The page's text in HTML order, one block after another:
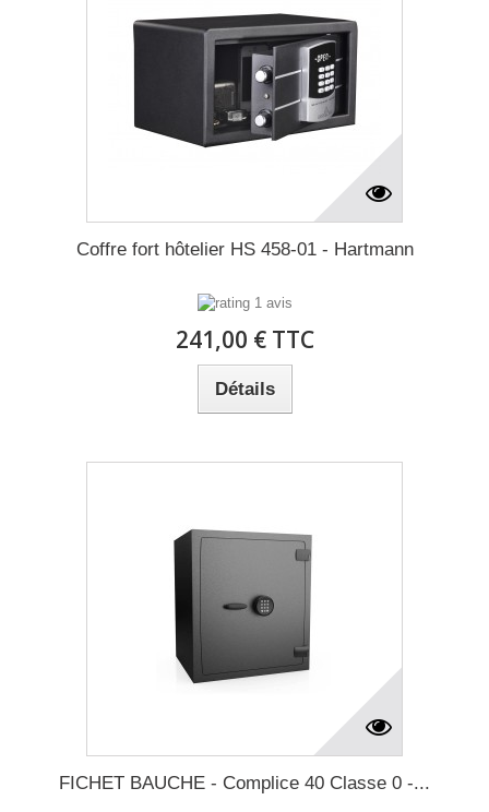
Coffre fort hôtelier HS 458-01 - Hartmann
1 avis
241,00 € TTC
Détails
FICHET BAUCHE - Complice 40 Classe 0 -...